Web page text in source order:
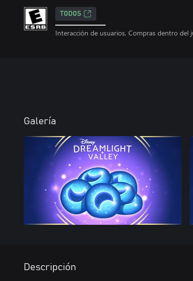
TODOS
Interacción de usuarios, Compras dentro del
Galería
Descripción